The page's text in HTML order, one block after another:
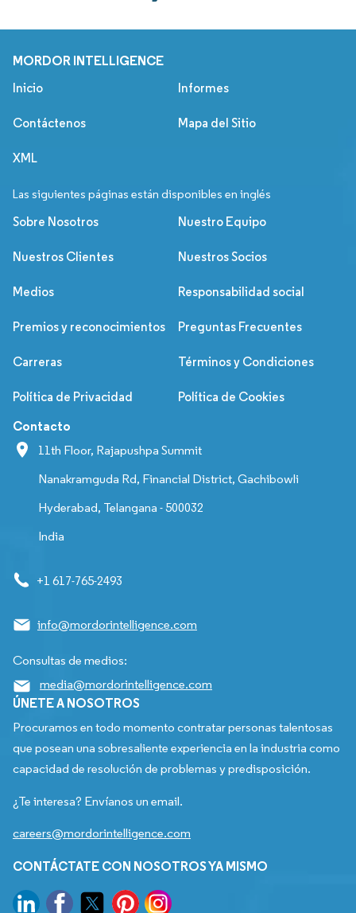
MORDOR INTELLIGENCE
Inicio Informes
Contáctenos Mapa del Sitio
XML
Las siguientes páginas están disponibles en inglés
Sobre Nosotros Nuestro Equipo
Nuestros Clientes Nuestros Socios
Medios Responsabilidad social
Premios y reconocimientos Preguntas Frecuentes
Carreras Términos y Condiciones
Política de Privacidad Política de Cookies
Contacto
11th Floor, Rajapushpa Summit
Nanakramguda Rd, Financial District, Gachibowli
Hyderabad, Telangana - 500032
India
+1 617-765-2493
info@mordorintelligence.com
Consultas de medios:
media@mordorintelligence.com
ÚNETE A NOSOTROS
Procuramos en todo momento contratar personas talentosas
que posean una sobresaliente experiencia en la industria como
capacidad de resolución de problemas y predisposición.
¿Te interesa? Envíanos un email.
careers@mordorintelligence.com
CONTÁCTATE CON NOSOTROS YA MISMO